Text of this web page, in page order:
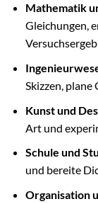
Mathematik
Gleichungen,
Skizzen,
Kunst und
Art und
Schule und
und bereite
Organisation